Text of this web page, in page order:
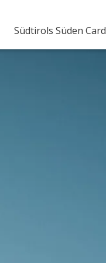
Südtirols Süden Card